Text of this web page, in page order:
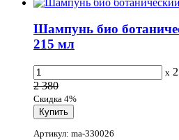
Шампунь био
215 мл
x
2 380
Скидка 4%
Артикул: ma-330026